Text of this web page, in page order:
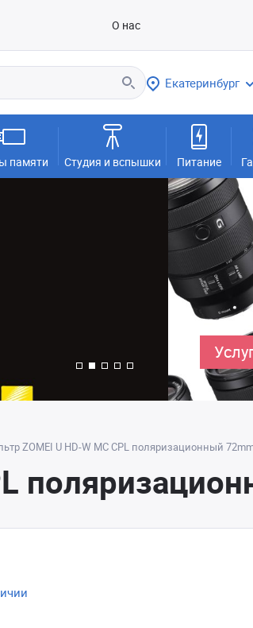
О нас
Екатеринбург
памяти Студия и вспышки Питание
ZOMEI U HD-W MC CPL поляризационный